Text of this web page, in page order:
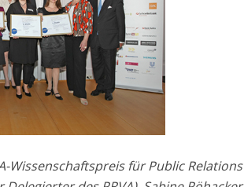
Wissenschaftspreis für Public Relations